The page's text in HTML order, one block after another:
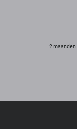
2 maanden